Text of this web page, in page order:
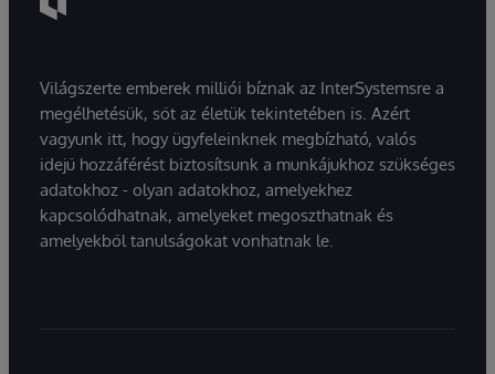
Világszerte emberek milliói bíznak az InterSystemsre a
megélhetésük, sőt az életük tekintetében is. Azért
vagyunk itt, hogy ügyfeleinknek megbízható, valós
idejű hozzáférést biztosítsunk a munkájukhoz szükséges
adatokhoz - olyan adatokhoz, amelyekhez
kapcsolódhatnak, amelyeket megoszthatnak és
amelyekből tanulságokat vonhatnak le.